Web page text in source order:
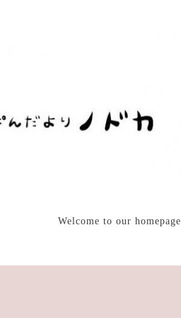
Welcome to our homepage